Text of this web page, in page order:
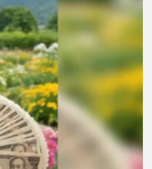
北原白秋『あめん
呼吸力、嚥下機能
点
日号 2026/4/28
らストレッチ”で
」座ったまま1日5